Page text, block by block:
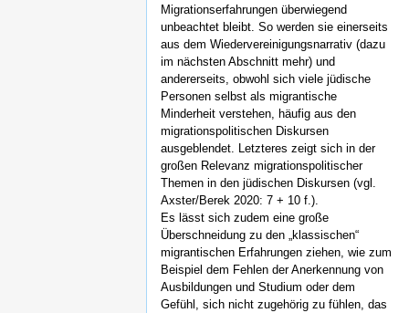
Migrationserfahrungen überwiegend
unbeachtet bleibt. So werden sie einerseits
aus dem Wiedervereinigungsnarrativ (dazu
im nächsten Abschnitt mehr) und
andererseits, obwohl sich viele jüdische
Personen selbst als migrantische
Minderheit verstehen, häufig aus den
migrationspolitischen Diskursen
ausgeblendet. Letzteres zeigt sich in der
großen Relevanz migrationspolitischer
Themen in den jüdischen Diskursen (vgl.
Axster/Berek 2020: 7 + 10 f.).
Es lässt sich zudem eine große
Überschneidung zu den „klassischen“
migrantischen Erfahrungen ziehen, wie zum
Beispiel dem Fehlen der Anerkennung von
Ausbildungen und Studium oder dem
Gefühl, sich nicht zugehörig zu fühlen, das